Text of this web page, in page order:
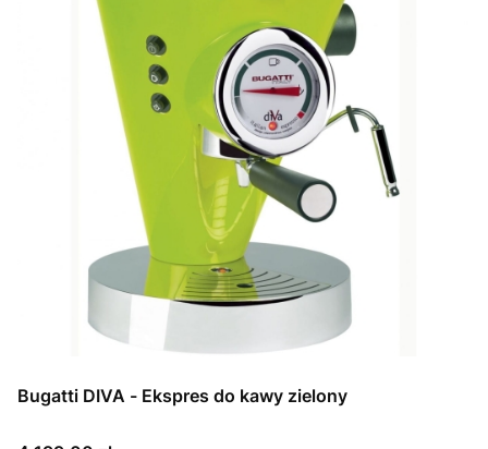
Bugatti DIVA - Ekspres do kawy zielony